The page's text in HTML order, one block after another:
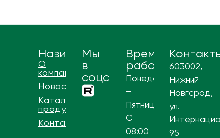
Навигация
О
компании
Новости
Каталог
продукции
Контакты
Мы
в
соцсетях
Время
работы
Понедельник
–
Пятница
С
08:00
603002,
Нижний
Новгород,
ул.
95